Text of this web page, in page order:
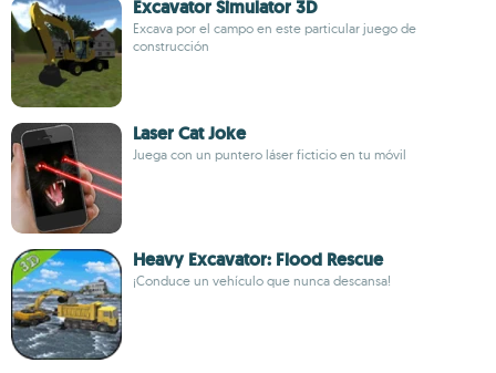
Excavator Simulator 3D
Excava por el campo en este particular juego de
construcción
Laser Cat Joke
Juega con un puntero láser ficticio en tu móvil
Heavy Excavator: Flood Rescue
¡Conduce un vehículo que nunca descansa!